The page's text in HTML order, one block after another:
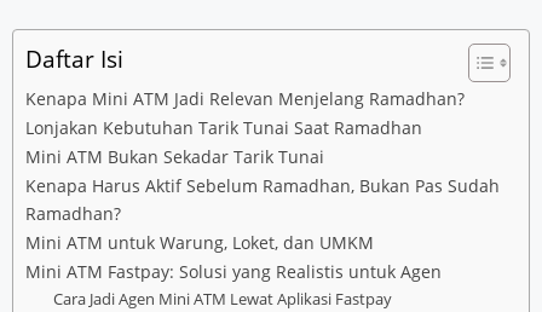
Daftar Isi
Kenapa Mini ATM Jadi Relevan Menjelang Ramadhan?
Lonjakan Kebutuhan Tarik Tunai Saat Ramadhan
Mini ATM Bukan Sekadar Tarik Tunai
Kenapa Harus Aktif Sebelum Ramadhan, Bukan Pas Sudah
Ramadhan?
Mini ATM untuk Warung, Loket, dan UMKM
Mini ATM Fastpay: Solusi yang Realistis untuk Agen
Cara Jadi Agen Mini ATM Lewat Aplikasi Fastpay